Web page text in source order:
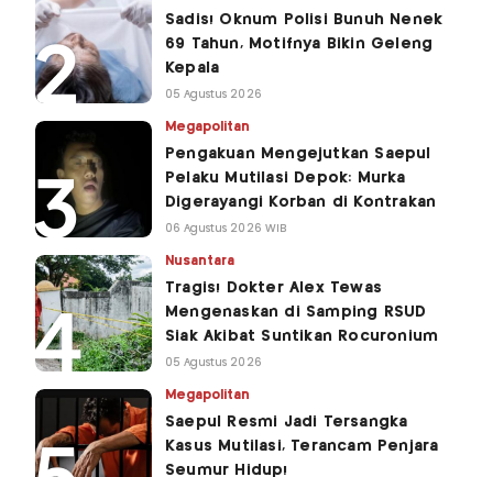
Sadis! Oknum Polisi Bunuh Nenek
69 Tahun, Motifnya Bikin Geleng
Kepala
05 Agustus 2026
Megapolitan
Pengakuan Mengejutkan Saepul
Pelaku Mutilasi Depok: Murka
Digerayangi Korban di Kontrakan
06 Agustus 2026 WIB
Nusantara
Tragis! Dokter Alex Tewas
Mengenaskan di Samping RSUD
Siak Akibat Suntikan Rocuronium
05 Agustus 2026
Megapolitan
Saepul Resmi Jadi Tersangka
Kasus Mutilasi, Terancam Penjara
Seumur Hidup!